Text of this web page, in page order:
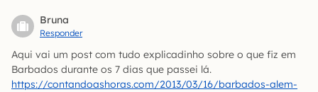
Bruna
Responder
Aqui vai um post com tudo explicadinho sobre o que fiz em
Barbados durante os 7 dias que passei lá.
https://contandoashoras.com/2013/03/16/barbados-alem-